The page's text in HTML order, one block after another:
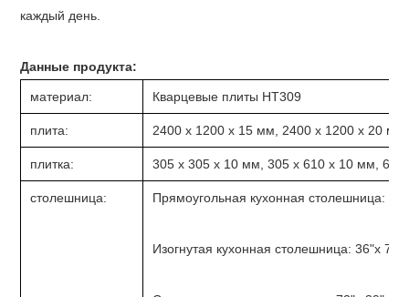
каждый день.
Данные продукта:
материал: Кварцевые плиты НТ309
плита: 2400 x 1200 x 15 мм, 2400 x 1200 x 20
плитка: 305 х 305 х 10 мм, 305 х 610 х 10 мм, 610
столешница: Прямоугольная кухонная столешница:
Изогнутая кухонная столешница: 36"х